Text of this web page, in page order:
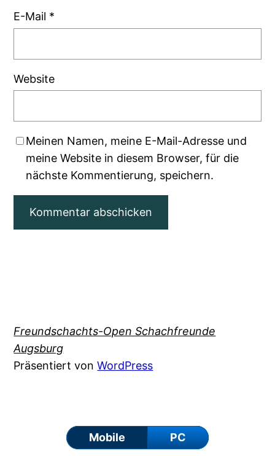
E-Mail *
Website
Meinen Namen, meine E-Mail-Adresse und
meine Website in diesem Browser, für die
nächste Kommentierung, speichern.
Freundschachts-Open Schachfreunde
Augsburg
Präsentiert vonWordPress
Mobile PC